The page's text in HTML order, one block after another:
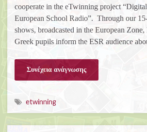
cooperate in the eTwinning project
European School Radio”. Through our
shows, broadcasted in the European
Greek pupils inform the ESR audience
Συνέχεια ανάγνωσης
etwinning